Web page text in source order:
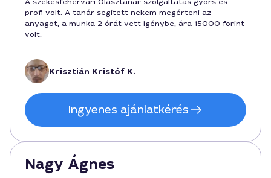
profi volt. A tanár segített nekem megérteni az
anyagot, a munka 2 órát vett igénybe, ára 15000 forint
volt.
Krisztián Kristóf K.
Ingyenes ajánlatkérés
Nagy Ágnes